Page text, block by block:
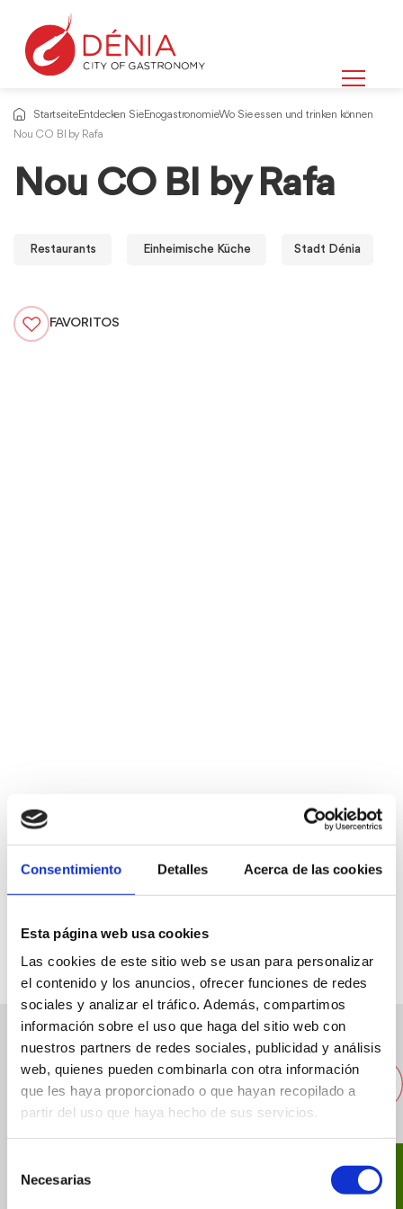
Consentimiento Detalles Acerca de las cookies
Esta página web usa cookies
Las cookies de este sitio web se usan para personalizar
el contenido y los anuncios, ofrecer funciones de redes
sociales y analizar el tráfico. Además, compartimos
información sobre el uso que haga del sitio web con
nuestros partners de redes sociales, publicidad y análisis
web, quienes pueden combinarla con otra información
que les haya proporcionado o que hayan recopilado a
partir del uso que haya hecho de sus servicios.
Necesarias
StartseiteEntdecken SieEnogastronomieWo Sie essen und trinken können
Nou CO BI by Rafa
Nou CO BI by Rafa
Restaurants Einheimische Küche Stadt Dénia
FAVORITOS
Andere nahegelegene
Restaurants